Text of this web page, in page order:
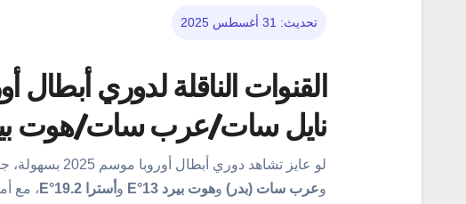
تحديث: 31 أغسطس 2025
نايل سات/عرب سات/هوت
لو عايز تشاهد دوري أبطال أوروبا موسم 2025 بسهولة، جمعنا لك في هذا الدليل القنوات الأهم على
وعرب سات (بدر) وهوت بيرد 13°E و أسترا 19.2°E